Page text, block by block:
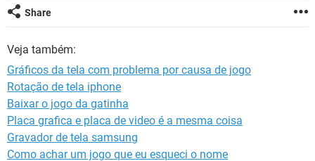
Share
Veja também:
Gráficos da tela com problema por causa de jogo
Rotação de tela iphone
Baixar o jogo da gatinha
Placa grafica e placa de video é a mesma coisa
Gravador de tela samsung
Como achar um jogo que eu esqueci o nome